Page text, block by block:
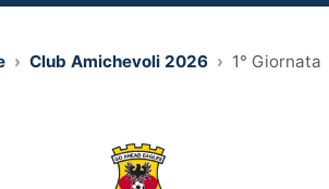
Club Amichevoli 2026 1° Giornata